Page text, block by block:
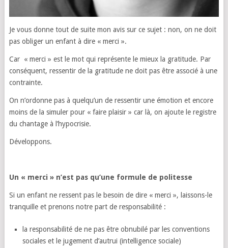
Je vous donne tout de suite mon avis sur ce sujet : non, on ne doit
pas obliger un enfant à dire « merci ».
Car « merci » est le mot qui représente le mieux la gratitude. Par
conséquent, ressentir de la gratitude ne doit pas être associé à une
contrainte.
On n’ordonne pas à quelqu’un de ressentir une émotion et encore
moins de la simuler pour « faire plaisir » car là, on ajoute le registre
du chantage à l’hypocrisie.
Développons.
Un « merci » n’est pas qu’une formule de politesse
Si un enfant ne ressent pas le besoin de dire « merci », laissons-le
tranquille et prenons notre part de responsabilité :
la responsabilité de ne pas être obnubilé par les conventions
sociales et le jugement d’autrui (intelligence sociale)